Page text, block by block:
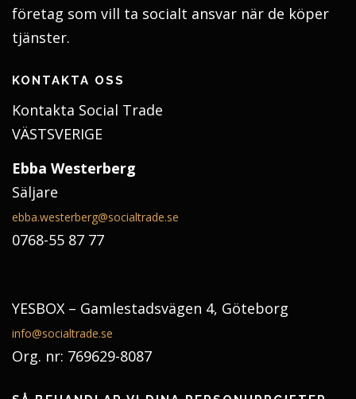
företag som vill ta socialt ansvar när de köper
tjänster.
KONTAKTA OSS
Kontakta Social Trade
VÄSTSVERIGE
Ebba Westerberg
Säljare
ebba.westerberg@socialtrade.se
0768-55 87 77
YESBOX – Gamlestadsvägen 4, Göteborg
info@socialtrade.se
Org. nr: 769629-8087